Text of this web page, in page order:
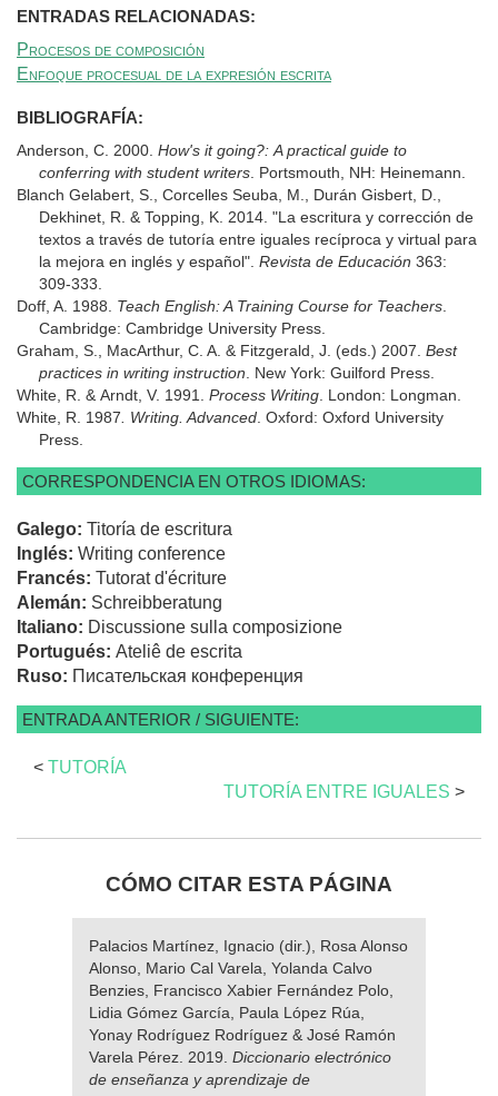
ENTRADAS RELACIONADAS:
Procesos de composición
Enfoque procesual de la expresión escrita
BIBLIOGRAFÍA:
Anderson, C. 2000. How's it going?: A practical guide to
conferring with student writers . Portsmouth, NH: Heinemann.
Blanch Gelabert, S., Corcelles Seuba, M., Durán Gisbert, D.,
Dekhinet, R. & Topping, K. 2014. "La escritura y corrección de
textos a través de tutoría entre iguales recíproca y virtual para
la mejora en inglés y español". Revista de Educación 363:
309-333.
Doff, A. 1988. Teach English: A Training Course for Teachers
Cambridge: Cambridge University Press.
Graham, S., MacArthur, C. A. & Fitzgerald, J. (eds.) 2007. Best
practices in writing instruction . New York: Guilford Press.
White, R. & Arndt, V. 1991. Process Writing . London: Longman.
White, R. 1987 . Writing. Advanced . Oxford: Oxford University
Press.
CORRESPONDENCIA EN OTROS IDIOMAS:
Galego: Titoría de escritura
Inglés: Writing conference
Francés: Tutorat d'écriture
Alemán: Schreibberatung
Italiano: Discussione sulla composizione
Portugués: Ateliê de escrita
Ruso: Писательская конференция
ENTRADA ANTERIOR / SIGUIENTE:
< TUTORÍA
TUTORÍA ENTRE IGUALES >
CÓMO CITAR ESTA PÁGINA
Palacios Martínez, Ignacio (dir.), Rosa Alonso
Alonso, Mario Cal Varela, Yolanda Calvo
Benzies, Francisco Xabier Fernández Polo,
Lidia Gómez García, Paula López Rúa,
Yonay Rodríguez Rodríguez & José Ramón
Varela Pérez. 2019. Diccionario electrónico
de enseñanza y aprendizaje de